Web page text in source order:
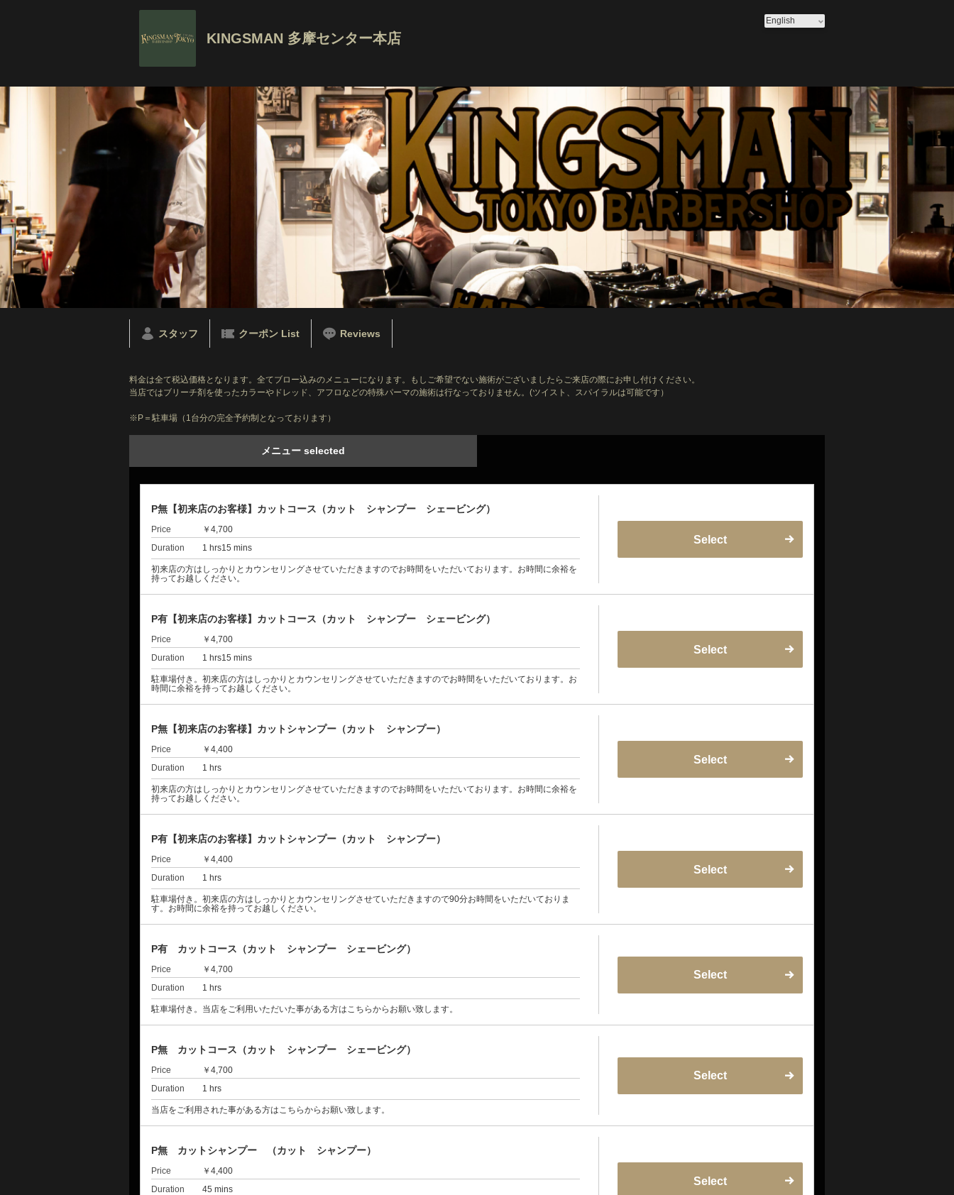
KINGSMAN 多摩センター本店
スタッフ クーポン List Reviews
料金は全て税込価格となります。全てブロー込みのメニューになります。もしご希望でない施術がございましたらご来店の際にお申し付けください。
当店ではブリーチ剤を使ったカラーやドレッド、アフロなどの特殊パーマの施術は行なっておりません。(ツイスト、スパイラルは可能です）
※P＝駐車場（1台分の完全予約制となっております）
メニュー selected
P無【初来店のお客様】カットコース（カット シャンプー シェービング）
Price
￥4,700
Duration
1 hrs15 mins
初来店の方はしっかりとカウンセリングさせていただきますのでお時間をいただいております。お時間に余裕を
持ってお越しください。
Select
P有【初来店のお客様】カットコース（カット シャンプー シェービング）
Price
￥4,700
Duration
1 hrs15 mins
駐車場付き。初来店の方はしっかりとカウンセリングさせていただきますのでお時間をいただいております。お
時間に余裕を持ってお越しください。
Select
P無【初来店のお客様】カットシャンプー（カット シャンプー）
Price
￥4,400
Duration
1 hrs
初来店の方はしっかりとカウンセリングさせていただきますのでお時間をいただいております。お時間に余裕を
持ってお越しください。
Select
P有【初来店のお客様】カットシャンプー（カット シャンプー）
Price
￥4,400
Duration
1 hrs
駐車場付き。初来店の方はしっかりとカウンセリングさせていただきますので90分お時間をいただいておりま
す。お時間に余裕を持ってお越しください。
Select
P有 カットコース（カット シャンプー シェービング）
Price
￥4,700
Duration
1 hrs
駐車場付き。当店をご利用いただいた事がある方はこちらからお願い致します。
Select
P無 カットコース（カット シャンプー シェービング）
Price
￥4,700
Duration
1 hrs
当店をご利用された事がある方はこちらからお願い致します。
Select
P無 カットシャンプー （カット シャンプー）
Price
￥4,400
Duration
45 mins
Select